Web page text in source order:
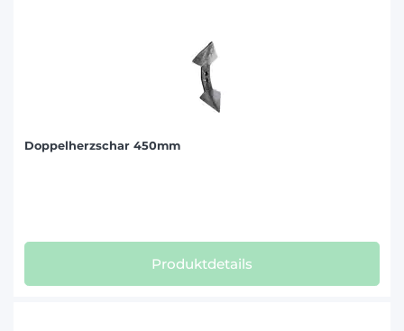
Doppelherzschar 450mm
Produktdetails